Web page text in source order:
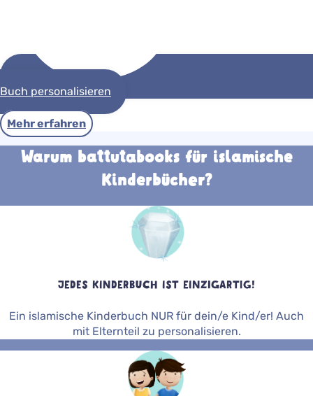
Buch personalisieren
Mehr erfahren
Warum battutabooks für islamische
Kinderbücher?
JEDES KINDERBUCH IST EINZIGARTIG!
Ein islamische Kinderbuch NUR für dein/e Kind/er! Auch
mit Elternteil zu personalisieren.